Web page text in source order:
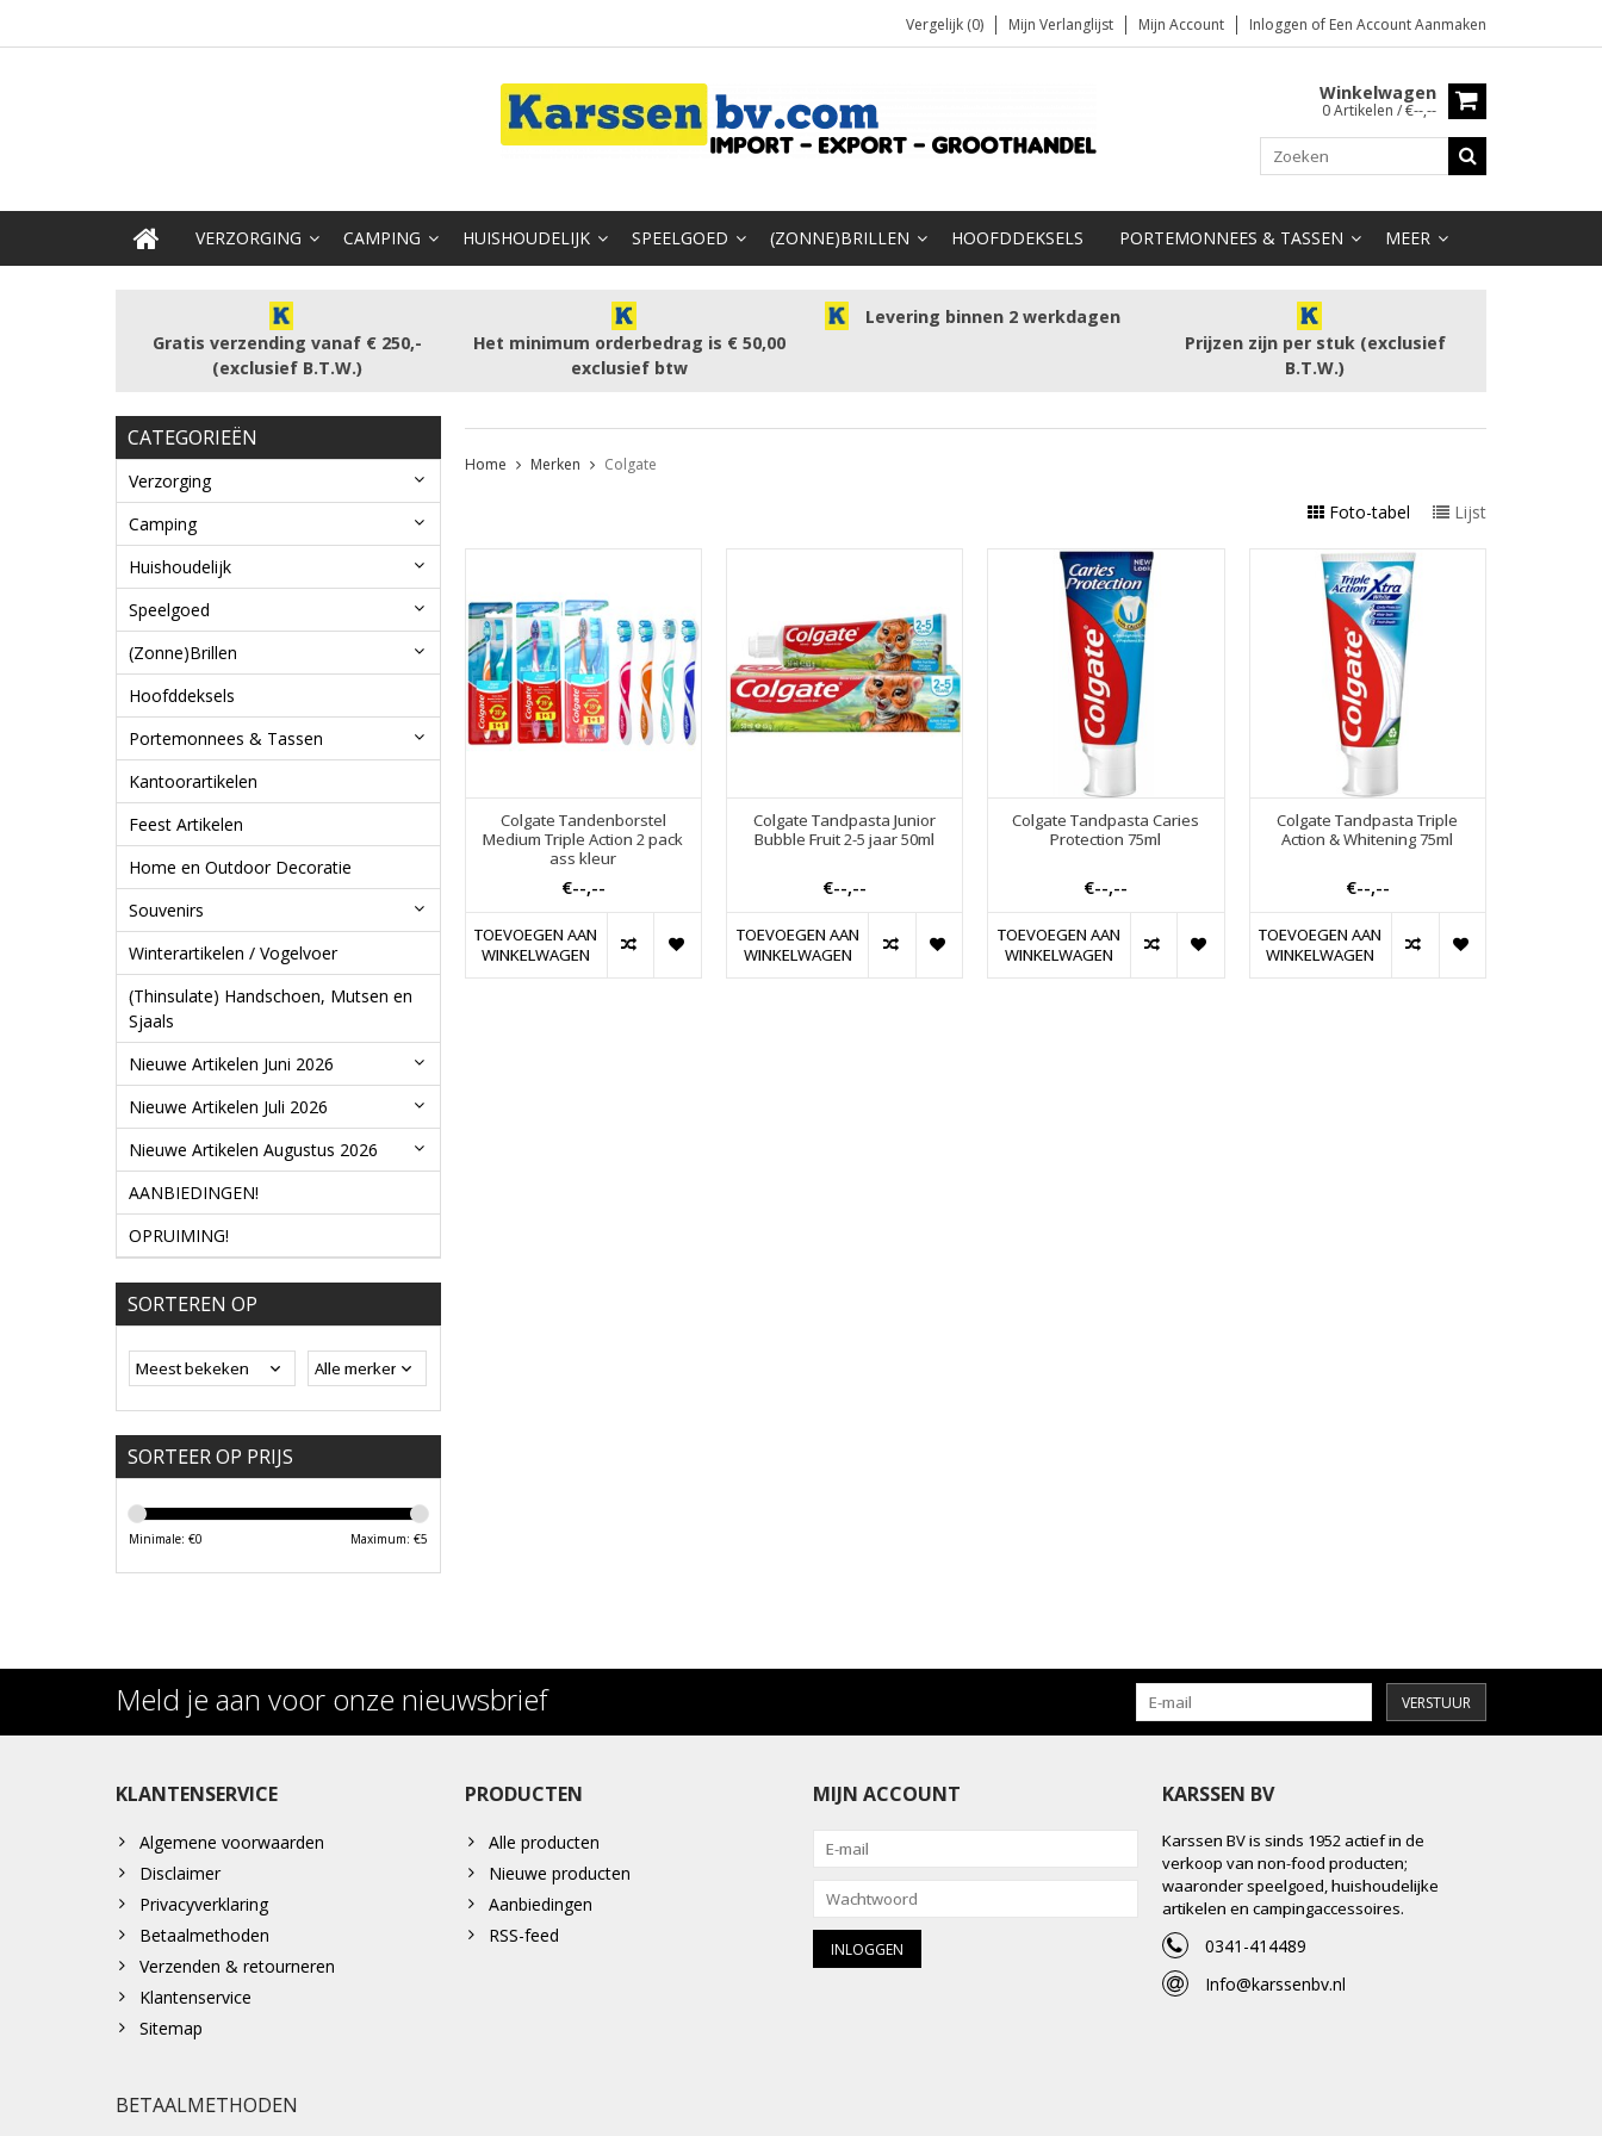
Vergelijk (0) Mijn Verlanglijst Mijn Account Inloggen of Een Account Aanmaken
Winkelwagen
0 Artikelen / €--,--
VERZORGING CAMPING HUISHOUDELIJK SPEELGOED (ZONNE)BRILLEN HOOFDDEKSELS PORTEMONNEES & TASSEN MEER
Gratis verzending vanaf € 250,-
(exclusief B.T.W.)
Het minimum orderbedrag is € 50,00
exclusief btw
Levering binnen 2 werkdagen
Prijzen zijn per stuk (exclusief
B.T.W.)
CATEGORIEËN
Verzorging
Camping
Huishoudelijk
Speelgoed
(Zonne)Brillen
Hoofddeksels
Portemonnees & Tassen
Kantoorartikelen
Feest Artikelen
Home en Outdoor Decoratie
Souvenirs
Winterartikelen / Vogelvoer
(Thinsulate) Handschoen, Mutsen en
Sjaals
Nieuwe Artikelen Juni 2026
Nieuwe Artikelen Juli 2026
Nieuwe Artikelen Augustus 2026
AANBIEDINGEN!
OPRUIMING!
SORTEREN OP
SORTEER OP PRIJS
Minimale: €0 Maximum: €5
Home Merken Colgate
Foto-tabel Lijst
Colgate Tandenborstel
Medium Triple Action 2 pack
ass kleur
€--,--
TOEVOEGEN AAN
WINKELWAGEN
Colgate Tandpasta Junior
Bubble Fruit 2-5 jaar 50ml
€--,--
TOEVOEGEN AAN
WINKELWAGEN
Colgate Tandpasta Caries
Protection 75ml
€--,--
TOEVOEGEN AAN
WINKELWAGEN
Colgate Tandpasta Triple
Action & Whitening 75ml
€--,--
TOEVOEGEN AAN
WINKELWAGEN
Meld je aan voor onze nieuwsbrief VERSTUUR
KLANTENSERVICE
Algemene voorwaarden
Disclaimer
Privacyverklaring
Betaalmethoden
Verzenden & retourneren
Klantenservice
Sitemap
PRODUCTEN
Alle producten
Nieuwe producten
Aanbiedingen
RSS-feed
MIJN ACCOUNT KARSSEN BV
Karssen BV is sinds 1952 actief in de
verkoop van non-food producten;
waaronder speelgoed, huishoudelijke
artikelen en campingaccessoires.
0341-414489
Info@karssenbv.nl
BETAALMETHODEN